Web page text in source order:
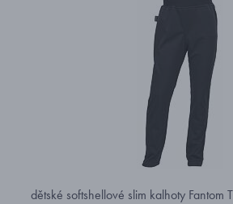
dětské softshellové slim kalhoty Fantom